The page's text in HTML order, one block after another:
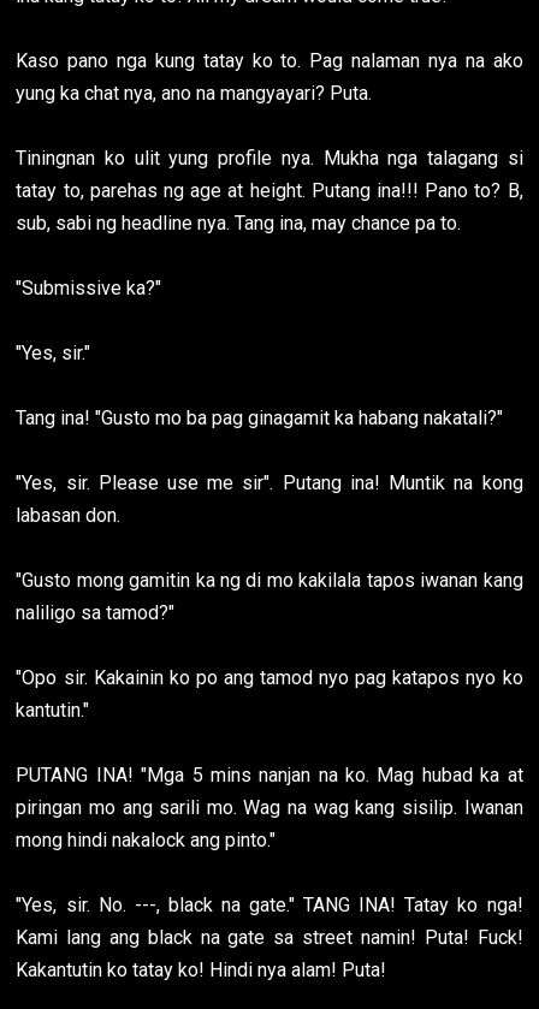
Kaso pano nga kung tatay ko to. Pag nalaman nya na ako
yung ka chat nya, ano na mangyayari? Puta.
Tiningnan ko ulit yung profile nya. Mukha nga talagang si
tatay to, parehas ng age at height. Putang ina!!! Pano to? B,
sub, sabi ng headline nya. Tang ina, may chance pa to.
"Submissive ka?"
"Yes, sir."
Tang ina! "Gusto mo ba pag ginagamit ka habang nakatali?"
"Yes, sir. Please use me sir". Putang ina! Muntik na kong
labasan don.
"Gusto mong gamitin ka ng di mo kakilala tapos iwanan kang
naliligo sa tamod?"
"Opo sir. Kakainin ko po ang tamod nyo pag katapos nyo ko
kantutin."
PUTANG INA! "Mga 5 mins nanjan na ko. Mag hubad ka at
piringan mo ang sarili mo. Wag na wag kang sisilip. Iwanan
mong hindi nakalock ang pinto."
"Yes, sir. No. ---, black na gate." TANG INA! Tatay ko nga!
Kami lang ang black na gate sa street namin! Puta! Fuck!
Kakantutin ko tatay ko! Hindi nya alam! Puta!